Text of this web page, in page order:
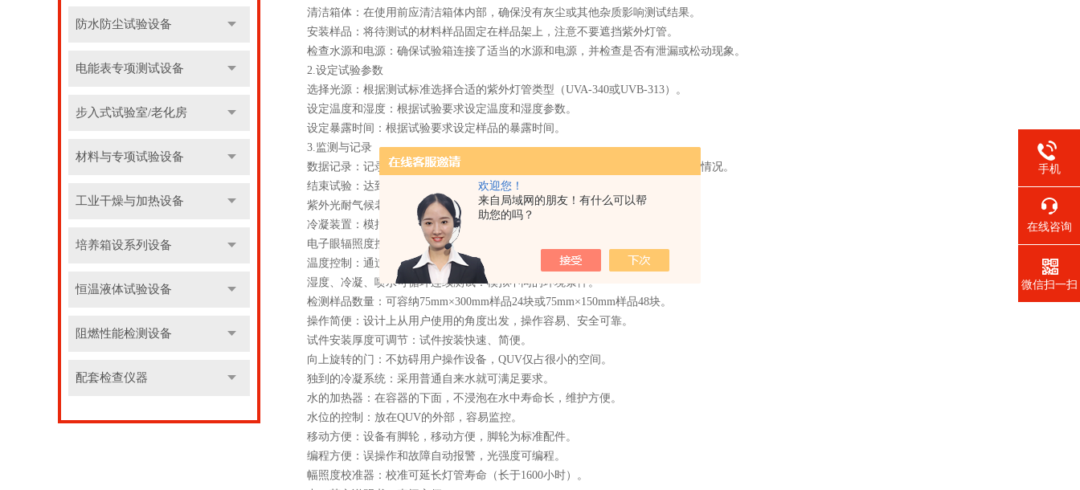
欢迎您！
来自局域网的朋友！有什么可以帮
助您的吗？
防水防尘试验设备
电能表专项测试设备
步入式试验室/老化房
材料与专项试验设备
工业干燥与加热设备
培养箱设系列设备
恒温液体试验设备
阻燃性能检测设备
配套检查仪器
清洁箱体：在使用前应清洁箱体内部，确保没有灰尘或其他杂质影响测试结果。
安装样品：将待测试的材料样品固定在样品架上，注意不要遮挡紫外灯管。
检查水源和电源：确保试验箱连接了适当的水源和电源，并检查是否有泄漏或松动现象。
2.设定试验参数
选择光源：根据测试标准选择合适的紫外灯管类型（UVA-340或UVB-313）。
设定温度和湿度：根据试验要求设定温度和湿度参数。
设定暴露时间：根据试验要求设定样品的暴露时间。
3.监测与记录
数据记录：记录每次测试的条件（如温度、湿度、暴露时间等）以及样品的变化情况。
结束试验：达到预定的暴露时间后停止试验，取出样品进行后续分析。
紫外光耐气候老化试验箱具有以下功能与特点：
冷凝装置：模拟户外湿度的影响。
电子眼辐照度控制系统：确保紫外光的强度稳定。
温度控制：通过黑板温度传感器测量温度，确保测试结果的准确性和可重复性。
湿度、冷凝、喷水可循环连续测试：模拟不同的环境条件。
检测样品数量：可容纳75mm×300mm样品24块或75mm×150mm样品48块。
操作简便：设计上从用户使用的角度出发，操作容易、安全可靠。
试件安装厚度可调节：试件按装快速、简便。
向上旋转的门：不妨碍用户操作设备，QUV仅占很小的空间。
独到的冷凝系统：采用普通自来水就可满足要求。
水的加热器：在容器的下面，不浸泡在水中寿命长，维护方便。
水位的控制：放在QUV的外部，容易监控。
移动方便：设备有脚轮，移动方便，脚轮为标准配件。
编程方便：误操作和故障自动报警，光强度可编程。
幅照度校准器：校准可延长灯管寿命（长于1600小时）。
手机
在线咨询
微信扫一扫